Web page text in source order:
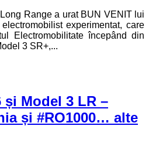
Range a urat BUN VENIT lui
experimentat, care
Electromobilitate începând din
3 SR+,...
și Model 3 LR –
și #RO1000… alte